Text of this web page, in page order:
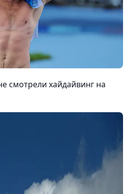
смотрели хайдайвинг на